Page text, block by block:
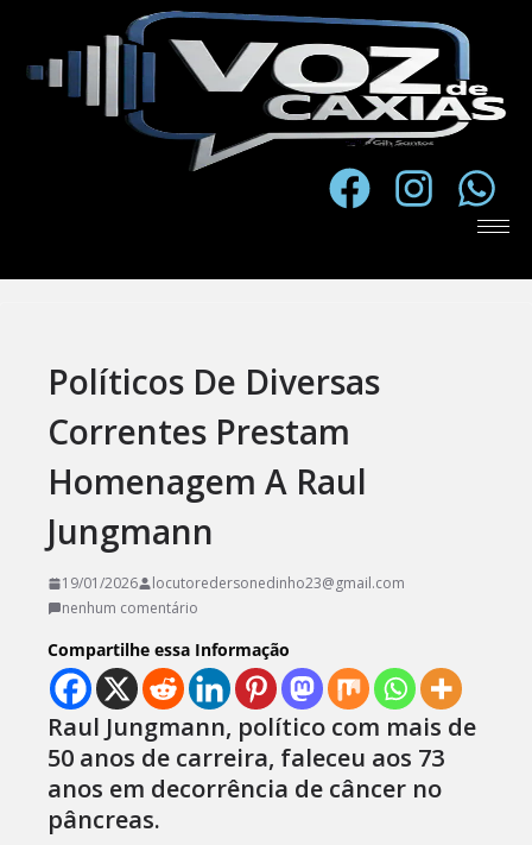
Políticos De Diversas
Correntes Prestam
Homenagem A Raul
Jungmann
19/01/2026
locutoredersonedinho23@gmail.com
nenhum comentário
Compartilhe essa Informação
Raul Jungmann, político com mais de
50 anos de carreira, faleceu aos 73
anos em decorrência de câncer no
pâncreas.